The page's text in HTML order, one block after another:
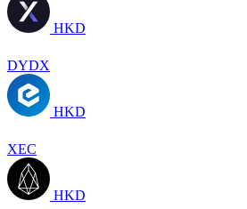
HKD
DYDX
HKD
XEC
HKD